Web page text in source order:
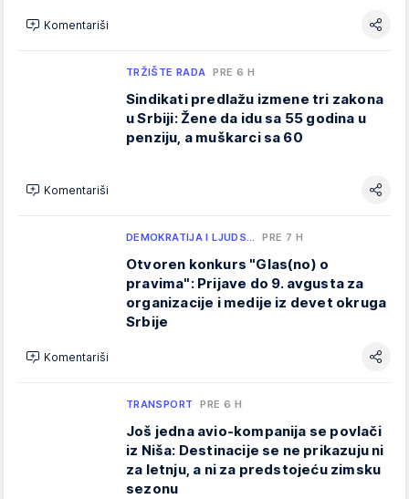
Komentariši
TRŽIŠTE RADA PRE 6 H
Sindikati predlažu izmene tri zakona
u Srbiji: Žene da idu sa 55 godina u
penziju, a muškarci sa 60
Komentariši
DEMOKRATIJA I LJUDS… PRE 7 H
Otvoren konkurs "Glas(no) o
pravima": Prijave do 9. avgusta za
organizacije i medije iz devet okruga
Srbije
Komentariši
TRANSPORT PRE 6 H
Još jedna avio-kompanija se povlači
iz Niša: Destinacije se ne prikazuju ni
za letnju, a ni za predstojeću zimsku
sezonu